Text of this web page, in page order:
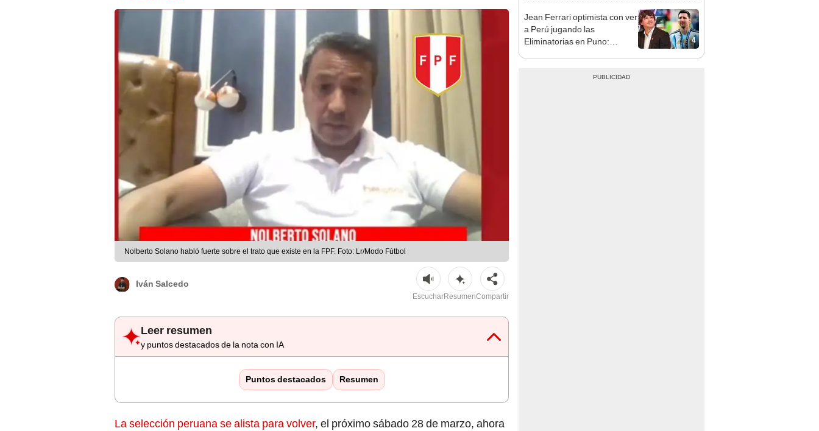
Nolberto Solano habló fuerte sobre el trato que existe en la FPF. Foto: Lr/Modo Fútbol
Iván Salcedo
EscucharResumenCompartir
Leer resumen
y puntos destacados de la nota con IA
Puntos destacados Resumen
La selección peruana se alista para volver, el próximo sábado 28 de marzo, ahora
4
Jean Ferrari optimista con ver
a Perú jugando las
Eliminatorias en Puno: